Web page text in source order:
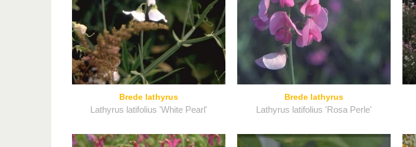
Brede lathyrus
Lathyrus latifolius 'White Pearl'
Brede lathyrus
Lathyrus latifolius 'Rosa Perle'